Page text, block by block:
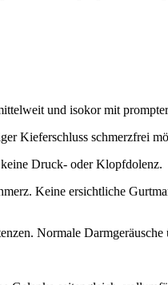
und isokor mit
Kieferschluss schmerzfrei
Druck- oder Klopfdolenz.
Keine ersichtliche
Normale